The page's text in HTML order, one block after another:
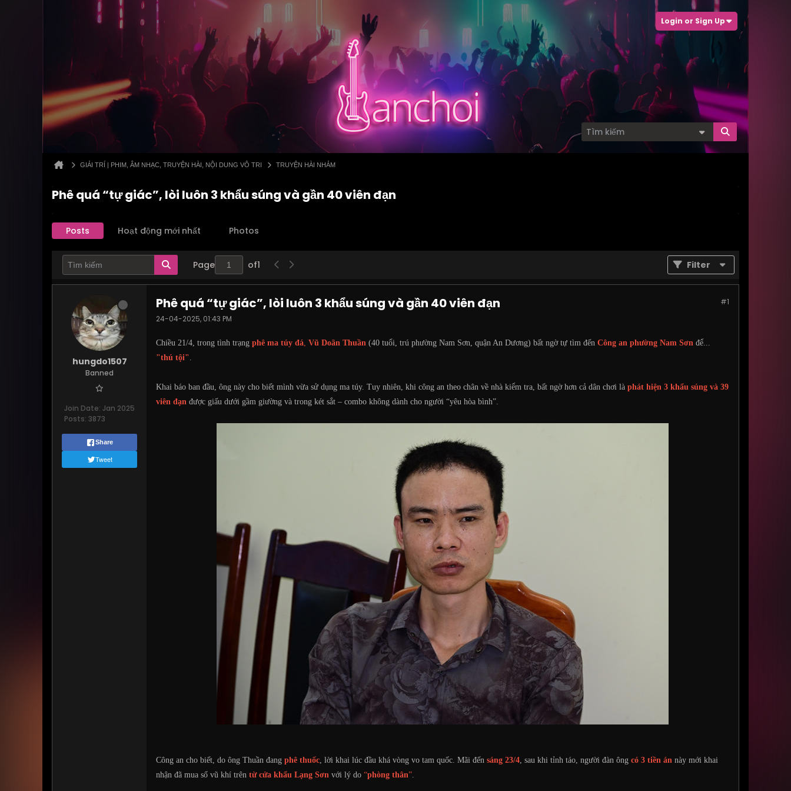
Login or Sign Up
GIẢI TRÍ | PHIM, ÂM NHẠC, TRUYỆN HÀI, NỘI DUNG VÔ TRI TRUYỆN HÀI NHẢM
Phê quá “tự giác”, lòi luôn 3 khẩu súng và gần 40 viên đạn
Posts Hoạt động mới nhất Photos
Page of1 Filter
hungdo1507
Banned
Join Date: Jan 2025
Posts: 3873
Share
Tweet
#1
Phê quá “tự giác”, lòi luôn 3 khẩu súng và gần 40 viên đạn
24-04-2025, 01:43 PM
Chiều 21/4, trong tình trạng phê ma túy đá, Vũ Doãn Thuần (40 tuổi, trú phường Nam Sơn, quận An Dương) bất ngờ tự tìm đến Công an phường Nam Sơn để...
"thú tội".
Khai báo ban đầu, ông này cho biết mình vừa sử dụng ma túy. Tuy nhiên, khi công an theo chân về nhà kiểm tra, bất ngờ hơn cả dân chơi là phát hiện 3 khẩu súng và 39
viên đạn được giấu dưới gầm giường và trong két sắt – combo không dành cho người “yêu hòa bình”.
Công an cho biết, do ông Thuần đang phê thuốc, lời khai lúc đầu khá vòng vo tam quốc. Mãi đến sáng 23/4, sau khi tỉnh táo, người đàn ông có 3 tiền án này mới khai
nhận đã mua số vũ khí trên từ cửa khẩu Lạng Sơn với lý do “phòng thân”.